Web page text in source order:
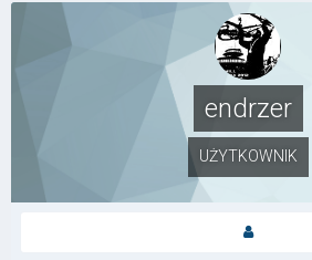
endrzer
UŻYTKOWNIK